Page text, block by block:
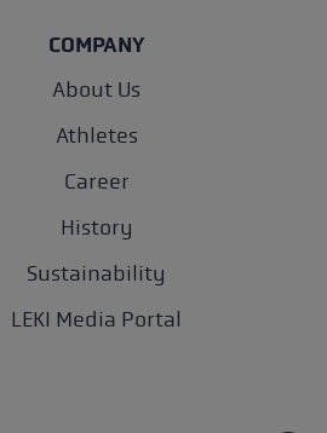
COMPANY
About Us
Athletes
Career
History
Sustainability
LEKI Media Portal